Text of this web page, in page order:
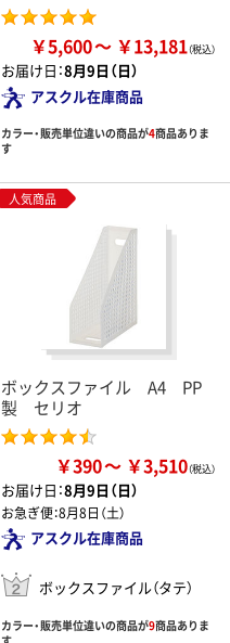
￥5,600 ￥13,181
お届け日：8月9日（日）
アスクル在庫商品
カラー・販売単位違いの商品が4商品ありま
す
人気商品
ボックスファイル A4 PP
製 セリオ
￥390 ￥3,510
お届け日：8月9日（日）
お急ぎ便：8月8日（土）
アスクル在庫商品
ボックスファイル（タテ）
カラー・販売単位違いの商品が9商品ありま